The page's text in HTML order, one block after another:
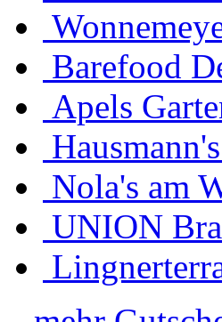
Barefood
Apels
Nola's am
UNION